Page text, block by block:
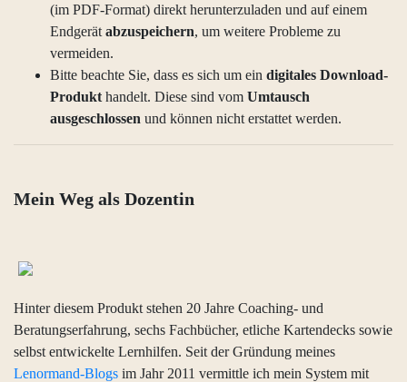
(im PDF-Format) direkt herunterzuladen und auf einem
Endgerät abzuspeichern, um weitere Probleme zu
vermeiden.
Bitte beachte Sie, dass es sich um ein digitales Download-
Produkt handelt. Diese sind vom Umtausch
ausgeschlossen und können nicht erstattet werden.
Mein Weg als Dozentin
Hinter diesem Produkt stehen 20 Jahre Coaching- und
Beratungserfahrung, sechs Fachbücher, etliche Kartendecks sowie
selbst entwickelte Lernhilfen. Seit der Gründung meines
Lenormand-Blogs im Jahr 2011 vermittle ich mein System mit